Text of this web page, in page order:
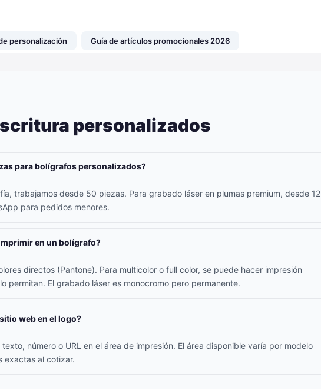
personalización Guía de artículos promocionales 2026
personalizados
para bolígrafos personalizados?
trabajamos desde 50 piezas. Para grabado láser en plumas premium, desde 12
para pedidos menores.
en un bolígrafo?
directos (Pantone). Para multicolor o full color, se puede hacer impresión
permitan. El grabado láser es monocromo pero permanente.
web en el logo?
número o URL en el área de impresión. El área disponible varía por modelo
exactas al cotizar.